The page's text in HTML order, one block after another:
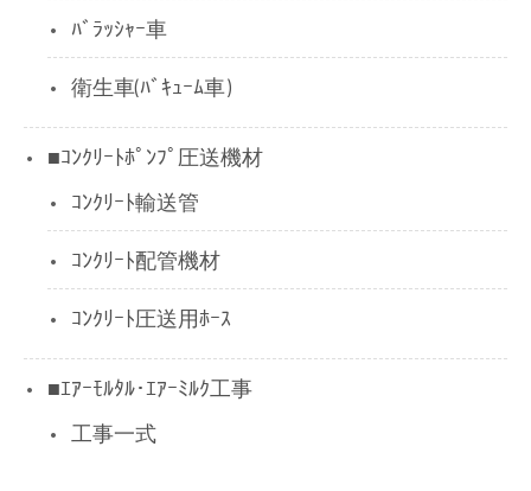
ﾊﾞﾗｯｼｬｰ車
衛生車(ﾊﾞｷｭｰﾑ車)
■ｺﾝｸﾘｰﾄﾎﾟﾝﾌﾟ圧送機材
ｺﾝｸﾘｰﾄ輸送管
ｺﾝｸﾘｰﾄ配管機材
ｺﾝｸﾘｰﾄ圧送用ﾎｰｽ
■ｴｱｰﾓﾙﾀﾙ･ｴｱｰﾐﾙｸ工事
工事一式